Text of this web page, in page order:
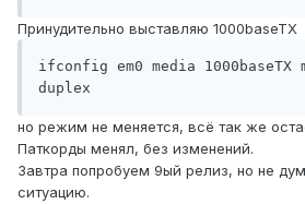
Принудительно выставляю 1000baseTX
ifconfig em0 media
duplex
но режим не меняется, всё так же
Паткорды менял, без изменений.
Завтра попробуем 9ый релиз, но не
ситуацию.